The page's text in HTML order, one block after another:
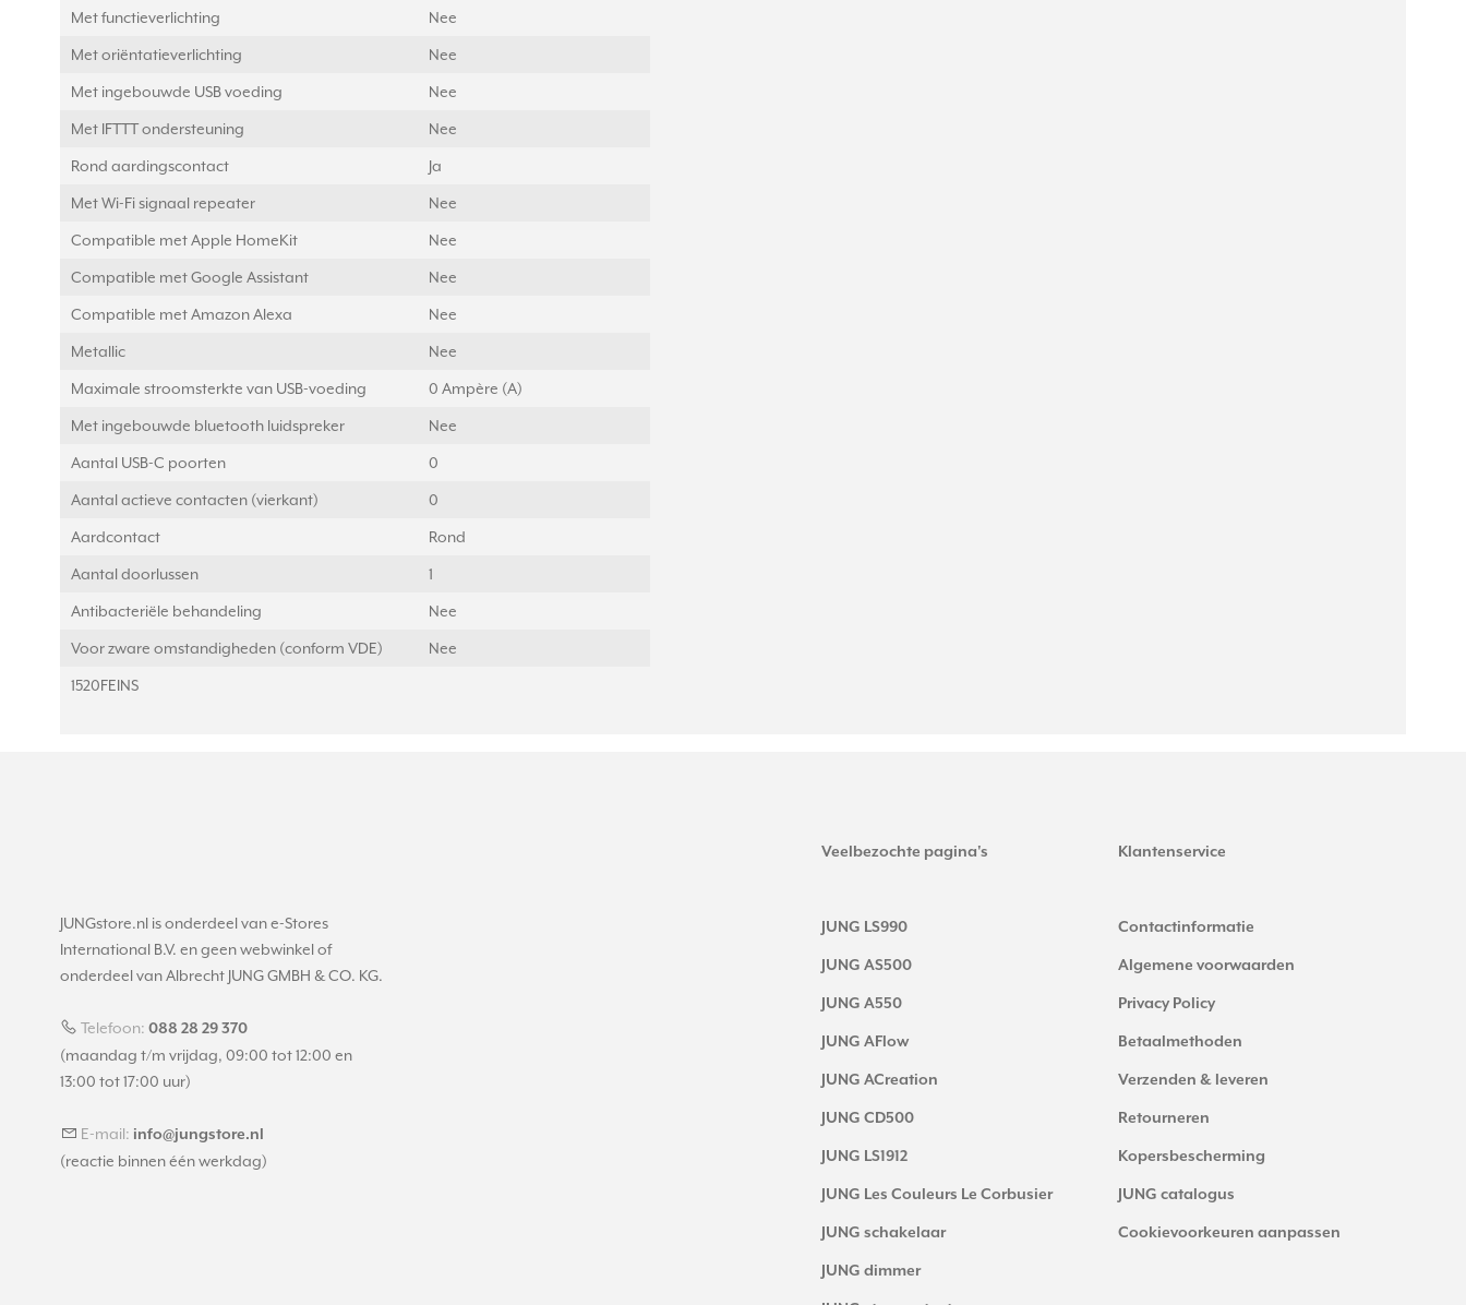
Met functieverlichting Nee
Met oriëntatieverlichting Nee
Met ingebouwde USB voeding Nee
Met IFTTT ondersteuning Nee
Rond aardingscontact Ja
Met Wi-Fi signaal repeater Nee
Compatible met Apple HomeKit Nee
Compatible met Google Assistant Nee
Compatible met Amazon Alexa Nee
Metallic Nee
Maximale stroomsterkte van USB-voeding 0 Ampère (A)
Met ingebouwde bluetooth luidspreker Nee
Aantal USB-C poorten 0
Aantal actieve contacten (vierkant) 0
Aardcontact Rond
Aantal doorlussen 1
Antibacteriële behandeling Nee
Voor zware omstandigheden (conform VDE) Nee
1520FEINS
JUNGstore.nl is onderdeel van e-Stores
International B.V. en geen webwinkel of
onderdeel van Albrecht JUNG GMBH & CO. KG.
Telefoon: 088 28 29 370
(maandag t/m vrijdag, 09:00 tot 12:00 en
13:00 tot 17:00 uur)
E-mail: info@jungstore.nl
(reactie binnen één werkdag)
Veelbezochte pagina's
JUNG LS990
JUNG AS500
JUNG A550
JUNG AFlow
JUNG ACreation
JUNG CD500
JUNG LS1912
JUNG Les Couleurs Le Corbusier
JUNG schakelaar
JUNG dimmer
Klantenservice
Contactinformatie
Algemene voorwaarden
Privacy Policy
Betaalmethoden
Verzenden & leveren
Retourneren
Kopersbescherming
JUNG catalogus
Cookievoorkeuren aanpassen